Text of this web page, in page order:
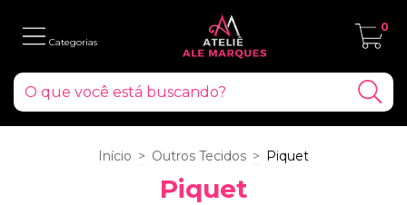
0
Início > Outros Tecidos > Piquet
Piquet